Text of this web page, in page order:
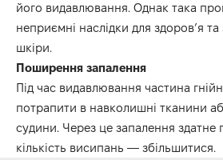
його видавлювання. Однак така
неприємні наслідки для здоров’я
шкіри.
Поширення запалення
Під час видавлювання частина
потрапити в навколишні тканини
судини. Через це запалення здатне
кількість висипань — збільшитися.